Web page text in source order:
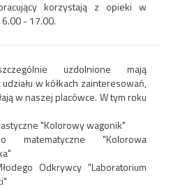
korzystają z opieki w
- 17.00.
uzdolnione mają
w kółkach zainteresowań,
w naszej placówce. W tym roku
"Kolorowy wagonik"
matematyczne "Kolorowa
Odkrywcy "Laboratorium